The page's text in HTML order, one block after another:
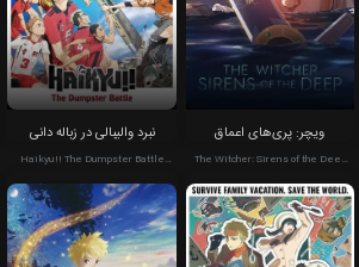
ویچر: پری‌های اعماق
The Witcher: Sirens of the Deep
نبرد والیبالی در زباله دانی
Haikyu!! The Dumpster Battle